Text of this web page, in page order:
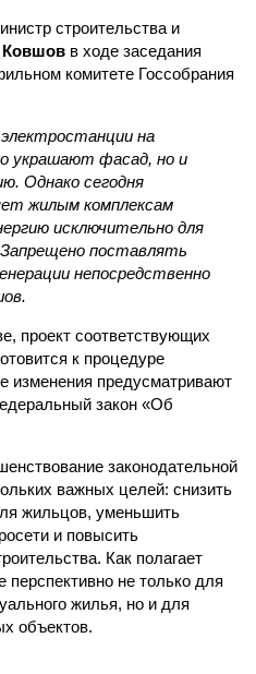
строительства и
в ходе заседания
комитете Госсобрания
на
украшают фасад, но и
Однако сегодня
жилым комплексам
исключительно для
поставлять
непосредственно
проект соответствующих
к процедуре
изменения предусматривают
закон «Об
законодательной
важных целей: снизить
жильцов, уменьшить
и повысить
Как полагает
не только для
жилья, но и для
объектов.